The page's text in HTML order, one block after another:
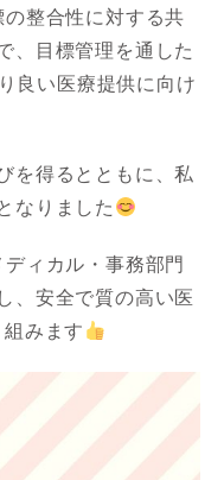
整合性に対する共
、目標管理を通した
良い医療提供に向け
を得るとともに、私
なりました
ィカル・事務部門
、安全で質の高い医
みます